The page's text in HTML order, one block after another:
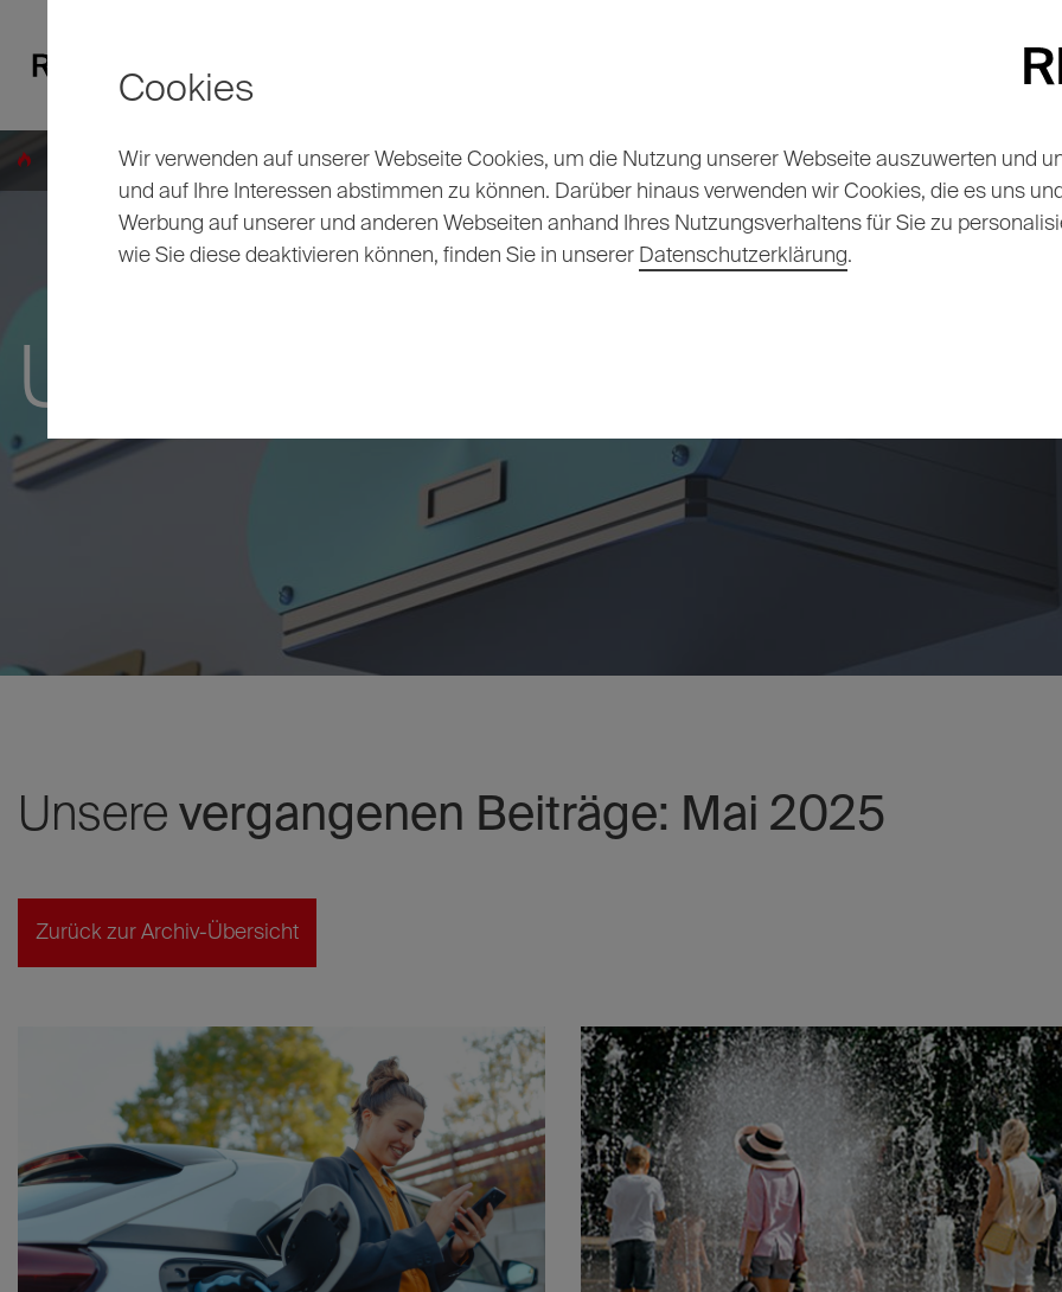
Cookies
Wir verwenden auf unserer Webseite Cookies, um die Nutzung unserer Webseite auszuwerten und
und auf Ihre Interessen abstimmen zu können. Darüber hinaus verwenden wir Cookies, die es uns
Werbung auf unserer und anderen Webseiten anhand Ihres Nutzungsverhaltens für Sie zu
wie Sie diese deaktivieren können, finden Sie in unserer Datenschutzerklärung.
Das
Energiewende Energie sparen Nachhaltig leben Service Mobilität
Unser Blogarchiv
Unsere vergangenen Beiträge: Mai 2025
Zurück zur Archiv-Übersicht